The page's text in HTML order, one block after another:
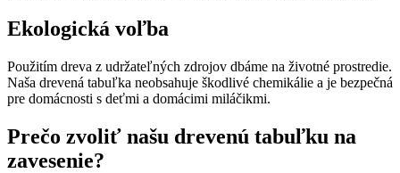
Ekologická voľba
Použitím dreva z udržateľných zdrojov dbáme na životné prostredie.
Naša drevená tabuľka neobsahuje škodlivé chemikálie a je bezpečná
pre domácnosti s deťmi a domácimi miláčikmi.
Prečo zvoliť našu drevenú tabuľku na
zavesenie?